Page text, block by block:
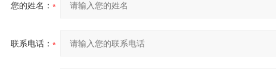
您的姓名：
联系电话：